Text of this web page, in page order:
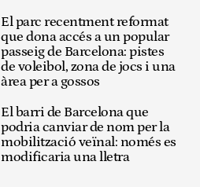
El parc recentment reformat
que dona accés a un popular
passeig de Barcelona: pistes
de voleibol, zona de jocs i una
àrea per a gossos
El barri de Barcelona que
podria canviar de nom per la
mobilització veïnal: només es
modificaria una lletra